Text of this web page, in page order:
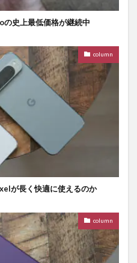
史上最低価格が継続中
column
が長く快適に使えるのか
column